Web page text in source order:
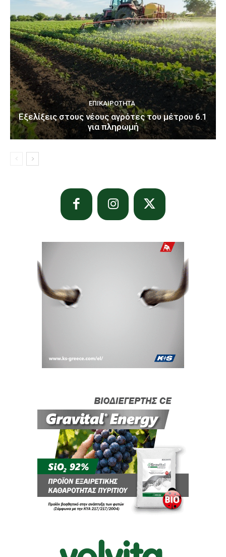
ΕΠΙΚΑΙΡΌΤΗΤΑ
Εξελίξεις στους νέους αγρότες του μέτρου 6.1
για πληρωμή